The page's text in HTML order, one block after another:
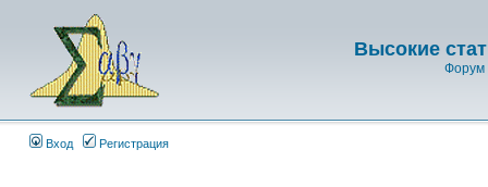
Высокие
Форум
Вход Регистрация